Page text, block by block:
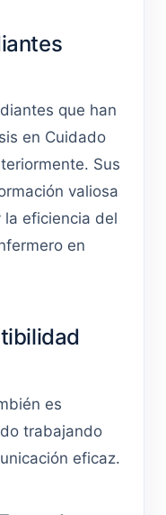
que han
en Cuidado
Sus
valiosa
eficiencia del
en
es
trabajando
eficaz.